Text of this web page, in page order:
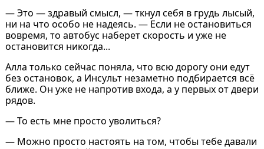
— Это ― здравый смысл, — ткнул себя в грудь лысый,
ни на что особо не надеясь. — Если не остановиться
вовремя, то автобус наберет скорость и уже не
остановится никогда...
Алла только сейчас поняла, что всю дорогу они едут
без остановок, а Инсульт незаметно подбирается всё
ближе. Он уже не напротив входа, а у первых от двери
рядов.
— То есть мне просто уволиться?
— Можно просто настоять на том, чтобы тебе давали